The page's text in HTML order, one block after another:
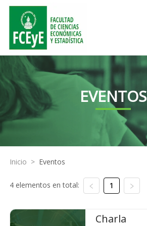
EVENTOS
Inicio > Eventos
4 elementos en total: 1
Charla